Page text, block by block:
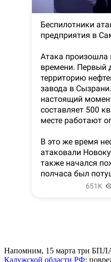
Напомним, 15 марта три
Калужской области РФ: